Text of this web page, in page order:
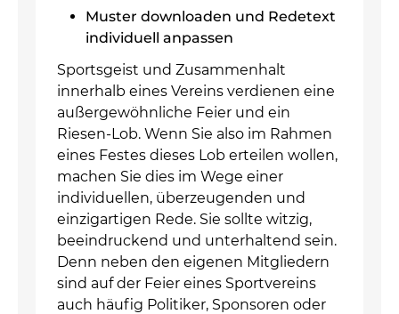
Muster downloaden und Redetext
individuell anpassen
Sportsgeist und Zusammenhalt
innerhalb eines Vereins verdienen eine
außergewöhnliche Feier und ein
Riesen-Lob. Wenn Sie also im Rahmen
eines Festes dieses Lob erteilen wollen,
machen Sie dies im Wege einer
individuellen, überzeugenden und
einzigartigen Rede. Sie sollte witzig,
beeindruckend und unterhaltend sein.
Denn neben den eigenen Mitgliedern
sind auf der Feier eines Sportvereins
auch häufig Politiker, Sponsoren oder